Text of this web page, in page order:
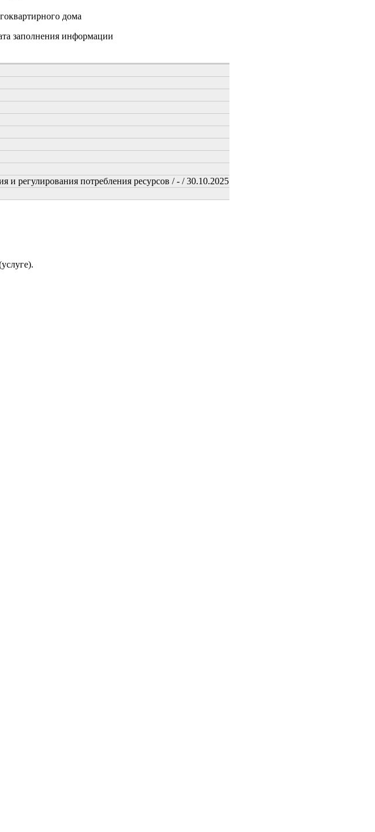
дома
заполнения информации
регулирования потребления ресурсов / - / 30.10.2025